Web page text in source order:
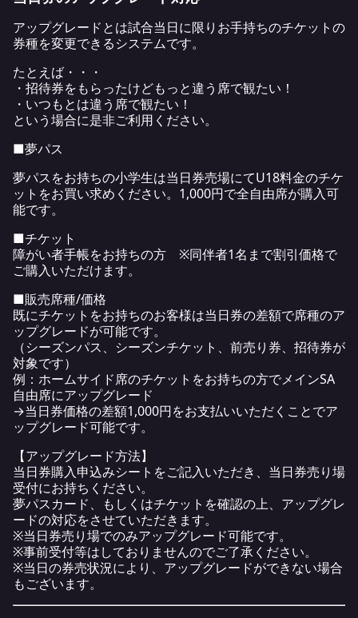
アップグレードとは試合当日に限りお手持ちのチケットの
券種を変更できるシステムです。
たとえば・・・
・招待券をもらったけどもっと違う席で観たい！
・いつもとは違う席で観たい！
という場合に是非ご利用ください。
■夢パス
夢パスをお持ちの小学生は当日券売場にてU18料金のチケ
ットをお買い求めください。1,000円で全自由席が購入可
能です。
■チケット
障がい者手帳をお持ちの方 ※同伴者1名まで割引価格で
ご購入いただけます。
■販売席種/価格
既にチケットをお持ちのお客様は当日券の差額で席種のア
ップグレードが可能です。
（シーズンパス、シーズンチケット、前売り券、招待券が
対象です）
例：ホームサイド席のチケットをお持ちの方でメインSA
自由席にアップグレード
→当日券価格の差額1,000円をお支払いいただくことでア
ップグレード可能です。
【アップグレード方法】
当日券購入申込みシートをご記入いただき、当日券売り場
受付にお持ちください。
夢パスカード、もしくはチケットを確認の上、アップグレ
ードの対応をさせていただきます。
※当日券売り場でのみアップグレード可能です。
※事前受付等はしておりませんのでご了承ください。
※当日の券売状況により、アップグレードができない場合
もございます。